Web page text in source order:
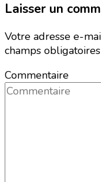
Laisser un
Votre adresse e-
champs
Commentaire